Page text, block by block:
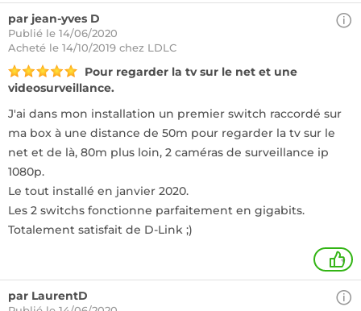
par jean-yves D
Publié le 14/06/2020
Acheté le 14/10/2019 chez LDLC
Pour regarder la tv sur le net et une
videosurveillance.
J'ai dans mon installation un premier switch raccordé sur
ma box à une distance de 50m pour regarder la tv sur le
net et de là, 80m plus loin, 2 caméras de surveillance ip
1080p.
Le tout installé en janvier 2020.
Les 2 switchs fonctionne parfaitement en gigabits.
Totalement satisfait de D-Link ;)
+
par LaurentD